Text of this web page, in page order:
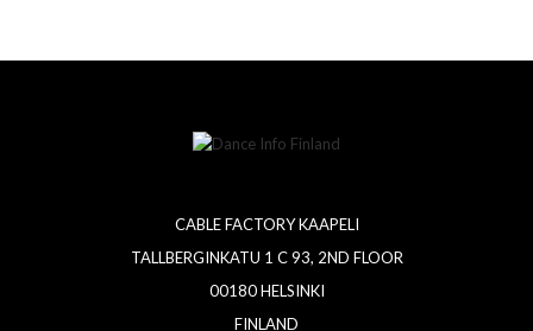
CABLE FACTORY KAAPELI
TALLBERGINKATU 1 C 93, 2ND FLOOR
00180 HELSINKI
FINLAND